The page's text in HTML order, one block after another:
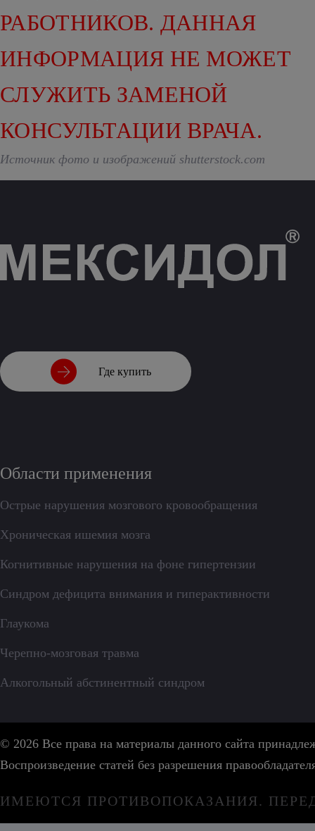
РАБОТНИКОВ. ДАННАЯ
ИНФОРМАЦИЯ НЕ МОЖЕТ
СЛУЖИТЬ ЗАМЕНОЙ
КОНСУЛЬТАЦИИ ВРАЧА.
Источник фото и изображений shutterstock.com
Где купить
Области применения
Острые нарушения мозгового кровообращения
Хроническая ишемия мозга
Когнитивные нарушения на фоне гипертензии
Синдром дефицита внимания и гиперактивности
Глаукома
Черепно-мозговая травма
Алкогольный абстинентный синдром
© 2026 Все права на материалы данного сайта
Воспроизведение статей без разрешения
ИМЕЮТСЯ ПРОТИВОПОКАЗАНИЯ.